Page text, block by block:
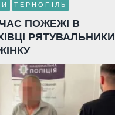
ТЕРНОПІЛЬ
ЧАС ПОЖЕЖІ В
РЯТУВАЛЬНИКИ